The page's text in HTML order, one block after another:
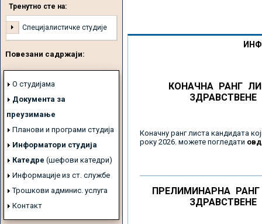
Тренутно сте на:
Специјалистичке студије
Повезани садржаји:
О студијама
Документа за
преузимање
Планови и програми студија
Информатори студија
Катедре (шефови катедри)
Информације из ст. службе
Трошкови админис. услуга
Контакт
КОНАЧНА РАНГ
ЗДРАВСТВЕНЕ
Коначну ранг листа кандидата
року 2026. можете погледати
ПРЕЛИМИНАРНА
ЗДРАВСТВЕНЕ